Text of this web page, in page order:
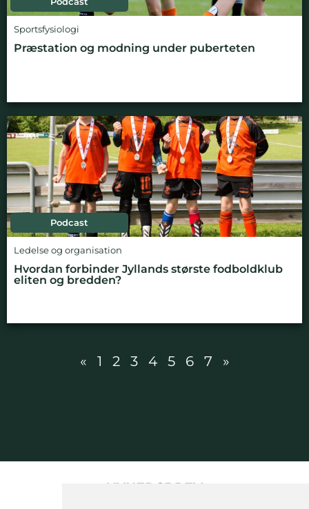
Sportsfysiologi
Præstation og modning under puberteten
Podcast
Ledelse og organisation
Hvordan forbinder Jyllands største fodboldklub
eliten og bredden?
« 1 2 3 4 5 6 7 »
NYHEDSBREV